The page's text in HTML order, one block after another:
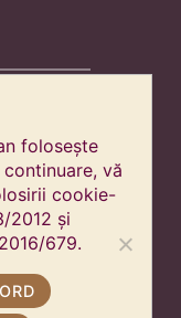
folosește
vă
cookie-
2012 și
679.